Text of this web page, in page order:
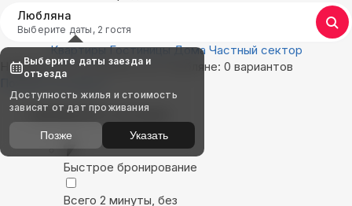
Любляна
Выберите даты, 2 гостя
Квартиры Гостиницы Дома Частный сектор
Найдём, где остановиться в Любляне: 0 вариантов
Показать на карте
Выбирайте лучшее
Быстрое бронирование
Всего 2 минуты, без
Выберите даты заезда и
отъезда
Доступность жилья и стоимость
зависят от дат проживания
Позже Указать